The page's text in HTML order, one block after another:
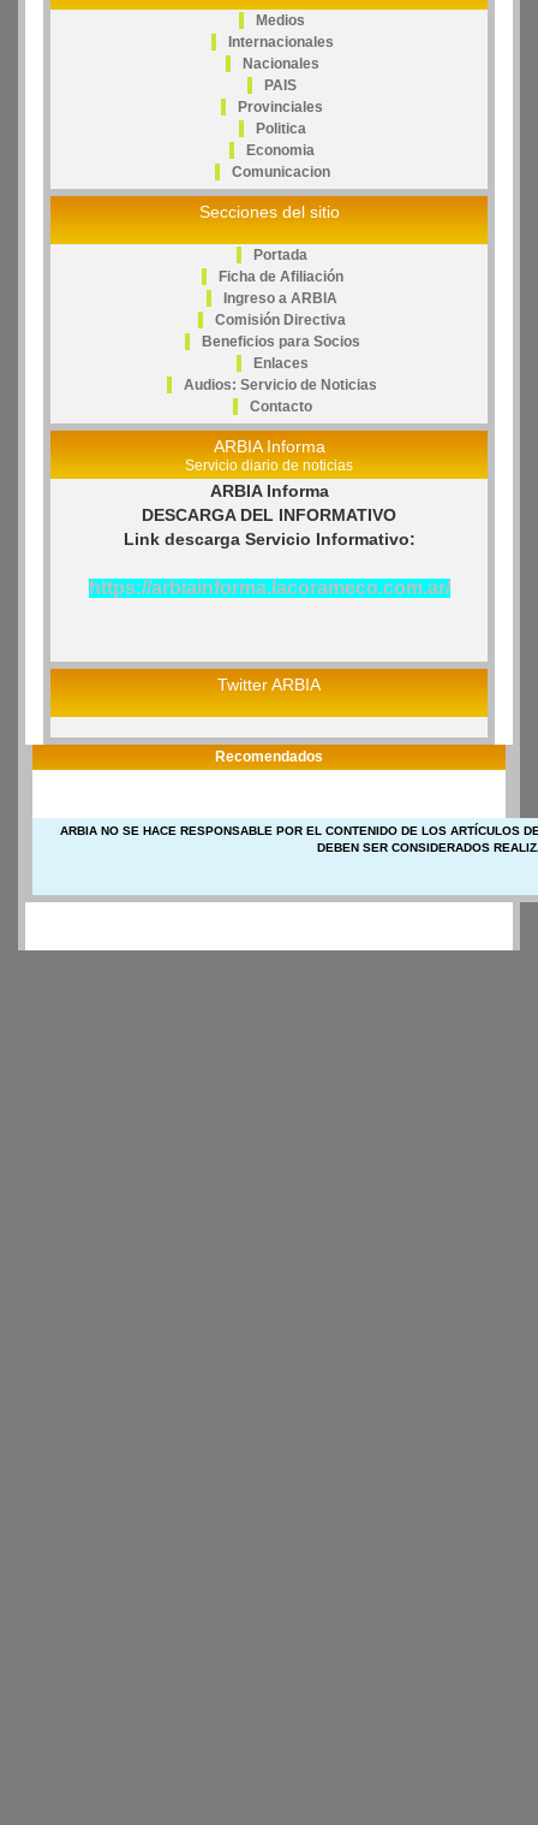
Medios
Internacionales
Nacionales
PAIS
Provinciales
Politica
Economia
Comunicacion
Secciones del sitio
Portada
Ficha de Afiliación
Ingreso a ARBIA
Comisión Directiva
Beneficios para Socios
Enlaces
Audios: Servicio de Noticias
Contacto
ARBIA Informa
Servicio diario de noticias
ARBIA Informa
DESCARGA DEL INFORMATIVO
Link descarga Servicio Informativo:
https://arbiainforma.lacorameco.com.ar/
Twitter ARBIA
Recomendados
ARBIA NO SE HACE RESPONSABLE POR EL CONTENIDO DE LOS ARTÍCULOS
DEBEN SER CONSIDERADOS